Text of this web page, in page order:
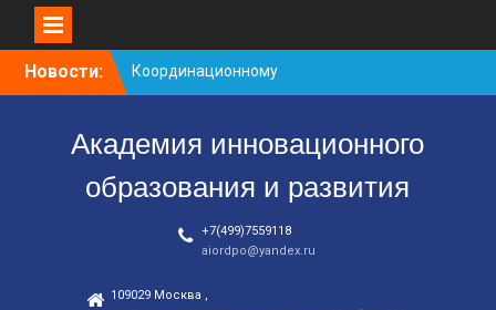
Новости:
Координационному
центру-25 лет!
группа
С юбилеем КЦ!
Академия инновационного
образования и развития
+7(499)7559118
aiordpo@yandex.ru
109029 Москва ,